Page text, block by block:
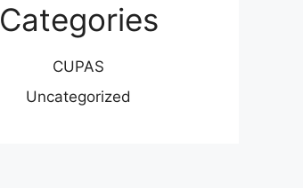
Categories
CUPAS
Uncategorized